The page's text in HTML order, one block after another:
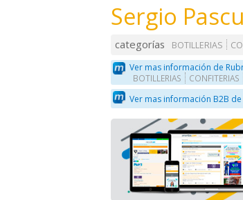
Sergio
categorías BOTILLERIAS
Ver mas información de
BOTILLERIAS CONFITERIAS
Ver mas información B2B